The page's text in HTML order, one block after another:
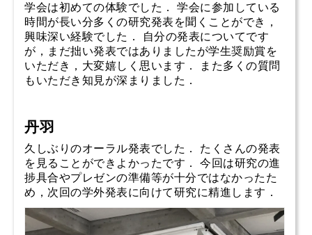
学会は初めての体験でした． 学会に参加している
時間が長い分多くの研究発表を聞くことができ，
興味深い経験でした． 自分の発表についてです
が，まだ拙い発表ではありましたが学生奨励賞を
いただき，大変嬉しく思います． また多くの質問
もいただき知見が深まりました．
丹羽
久しぶりのオーラル発表でした． たくさんの発表
を見ることができよかったです． 今回は研究の進
捗具合やプレゼンの準備等が十分ではなかったた
め，次回の学外発表に向けて研究に精進します．